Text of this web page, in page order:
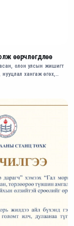
өөрчлөгдлөө
олон улсын жишигт
хангаж өгөх,